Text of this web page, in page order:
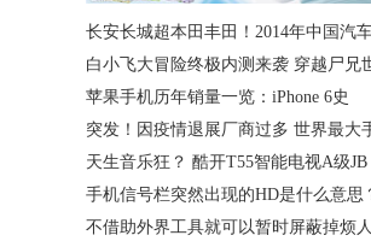
长安长城超本田丰田！2014年中国汽
白小飞大冒险终极内测来袭 穿越尸兄
苹果手机历年销量一览：iPhone 6史
突发！因疫情退展厂商过多 世界最大
天生音乐狂？ 酷开T55智能电视A级JB
手机信号栏突然出现的HD是什么意思
不借助外界工具就可以暂时屏蔽掉烦